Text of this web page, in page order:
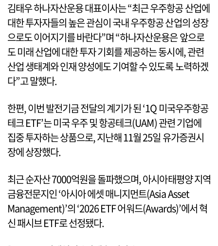
김태우 하나자산운용 대표이사는 “최근 우주항공 산업에
대한 투자자들의 높은 관심이 국내 우주항공 산업의 성장
으로도 이어지기를 바란다”며 “하나자산운용은 앞으로
도 미래 산업에 대한 투자 기회를 제공하는 동시에, 관련
산업 생태계와 인재 양성에도 기여할 수 있도록 노력하겠
다”고 말했다.
한편, 이번 발전기금 전달의 계기가 된 ‘1Q 미국우주항공
테크 ETF’는 미국 우주 및 항공테크(UAM) 관련 기업에
집중 투자하는 상품으로, 지난해 11월 25일 유가증권시
장에 상장했다.
최근 순자산 7000억원을 돌파했으며, 아시아태평양 지역
금융전문지인 ‘아시아 에셋 매니지먼트(Asia Asset
Management)’의 ‘2026 ETF 어워드(Awards)’에서 혁
신 패시브 ETF로 선정됐다.